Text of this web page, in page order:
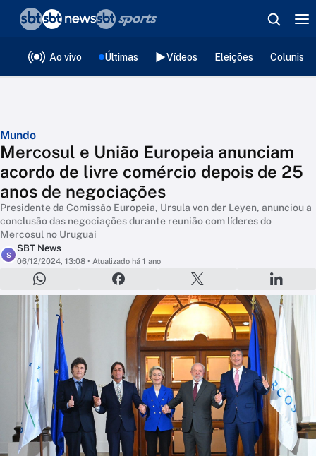
Ao vivo Últimas Vídeos Eleições
Mundo
Mercosul e União Europeia anunciam
acordo de livre comércio depois de 25
anos de negociações
Presidente da Comissão Europeia, Ursula von der Leyen, anunciou a
conclusão das negociações durante reunião com líderes do
Mercosul no Uruguai
S
SBT News
06/12/2024, 13:08 • Atualizado há 1 ano
❮voltar
Editorias